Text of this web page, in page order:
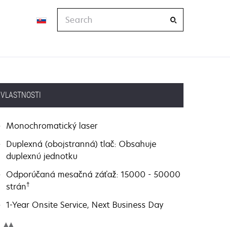
VLASTNOSTI
Monochromatický laser
Duplexná (obojstranná) tlač: Obsahuje
duplexnú jednotku
Odporúčaná mesačná záťaž: 15000 - 50000
strán†
1-Year Onsite Service, Next Business Day